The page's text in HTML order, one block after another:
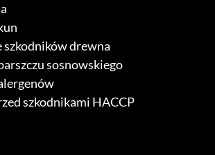
szkodników drewna
sosnowskiego
szkodnikami HACCP